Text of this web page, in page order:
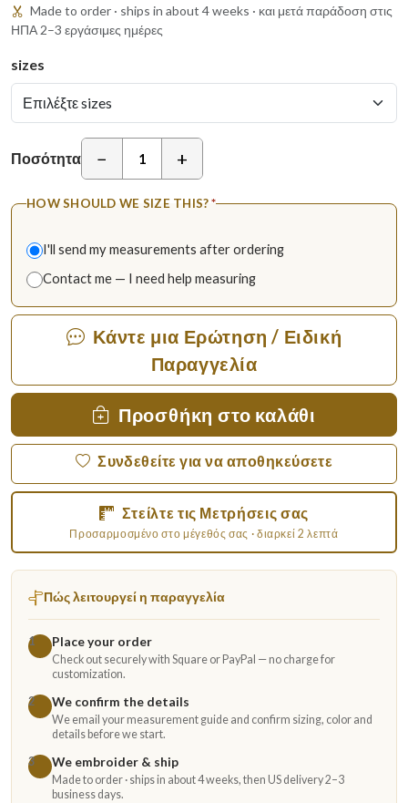
Made to order · ships in about 4 weeks · και μετά παράδοση στις
ΗΠΑ 2–3 εργάσιμες ημέρες
sizes
Ποσότητα − +
HOW SHOULD WE SIZE THIS?*
I'll send my measurements after ordering
Contact me — I need help measuring
Κάντε μια Ερώτηση / Ειδική
Παραγγελία
Προσθήκη στο καλάθι
Συνδεθείτε για να αποθηκεύσετε
Στείλτε τις Μετρήσεις σας
Προσαρμοσμένο στο μέγεθός σας · διαρκεί 2 λεπτά
Πώς λειτουργεί η παραγγελία
1 Place your order
Check out securely with Square or PayPal — no charge for
customization.
2
We confirm the details
We email your measurement guide and confirm sizing, color and
details before we start.
3
We embroider & ship
Made to order · ships in about 4 weeks, then US delivery 2–3
business days.